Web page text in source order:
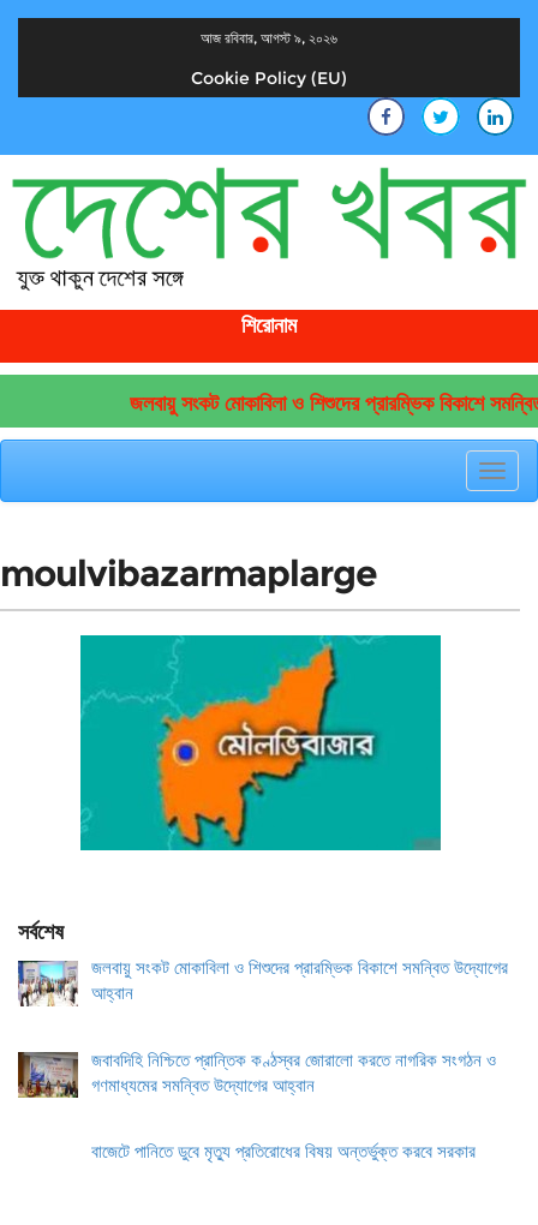
আজ রবিবার, আগস্ট ৯, ২০২৬
Cookie Policy (EU)
শিরোনাম
জলবায়ু সংকট মোকাবিলা ও শিশুদের প্রারম্ভিক বিকাশে
moulvibazarmaplarge
সর্বশেষ
জলবায়ু সংকট মোকাবিলা ও শিশুদের প্রারম্ভিক বিকাশে সমন্বিত উদ্যোগের
আহ্বান
জবাবদিহি নিশ্চিতে প্রান্তিক কণ্ঠস্বর জোরালো করতে নাগরিক সংগঠন ও
গণমাধ্যমের সমন্বিত উদ্যোগের আহ্বান
বাজেটে পানিতে ডুবে মৃত্যু প্রতিরোধের বিষয় অন্তর্ভুক্ত করবে সরকার